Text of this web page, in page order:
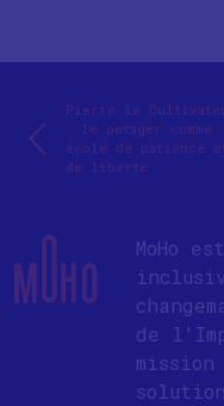
Pierre le
: le potager comme
école de patience
de liberté
MoHo
de